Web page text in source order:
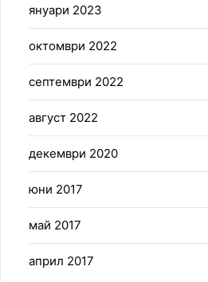
януари 2023
октомври 2022
септември 2022
август 2022
декември 2020
юни 2017
май 2017
април 2017